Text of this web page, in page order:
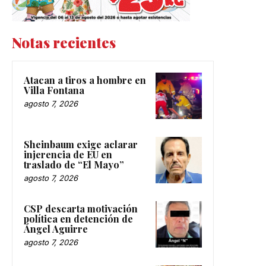
Notas recientes
Atacan a tiros a hombre en
Villa Fontana
agosto 7, 2026
Sheinbaum exige aclarar
injerencia de EU en
traslado de “El Mayo”
agosto 7, 2026
CSP descarta motivación
política en detención de
Ángel Aguirre
agosto 7, 2026